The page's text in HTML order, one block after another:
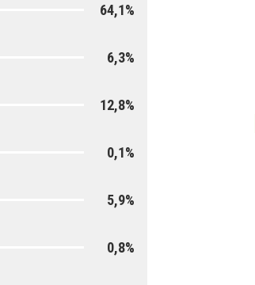
64,1%
6,3%
12,8%
0,1%
5,9%
0,8%